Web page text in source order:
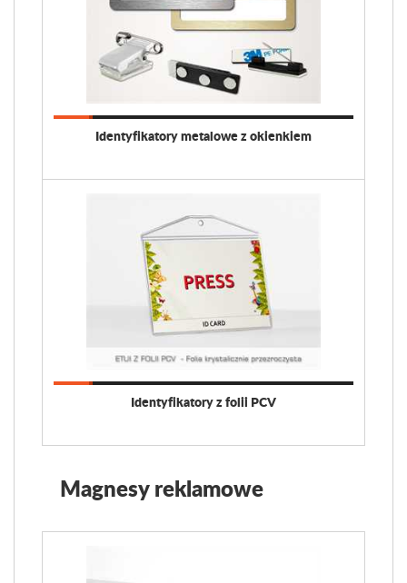
Identyfikatory metalowe z okienkiem
Identyfikatory z folii PCV
Magnesy reklamowe